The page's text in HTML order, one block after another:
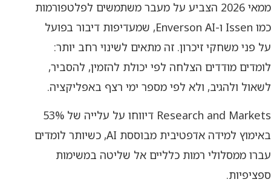
ממאי 2026 הצביע על מעבר משתמשים לפלטפורמות
כמו Issen ו-Enverson AI, שמעדיפות דיבור בפועל
על פני משחקי זיכרון. זה מתאים לשינוי רחב יותר:
לומדים מודדים הצלחה לפי יכולת להזמין, להסביר,
לשאול ולהגיב, ולא לפי מספר ימי רצף באפליקציה.
Research and Markets דיווחו על עלייה של 53%
באימוץ למידה אדפטיבית מבוססת AI, כשיותר לומדים
עברו ממסלולי רמות כלליים אל שליטה במשימות
ספציפיות.